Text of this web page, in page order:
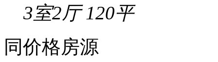
3室2厅 120平
同价格房源